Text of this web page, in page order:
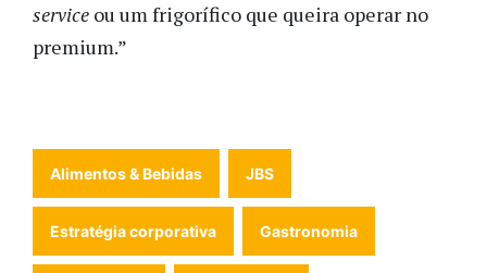
service ou um frigorífico que queira operar no
premium.”
Alimentos & Bebidas JBS
Estratégia corporativa Gastronomia